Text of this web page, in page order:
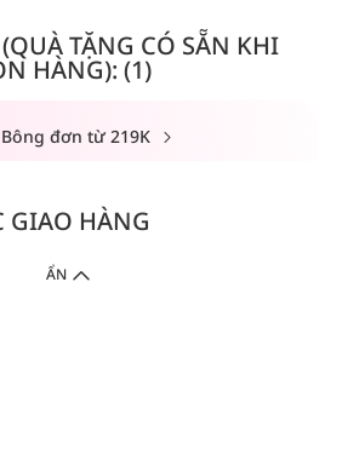
TẶNG CÓ SẴN KHI
HÀNG): (1)
đơn từ 219K
GIAO HÀNG
ẨN